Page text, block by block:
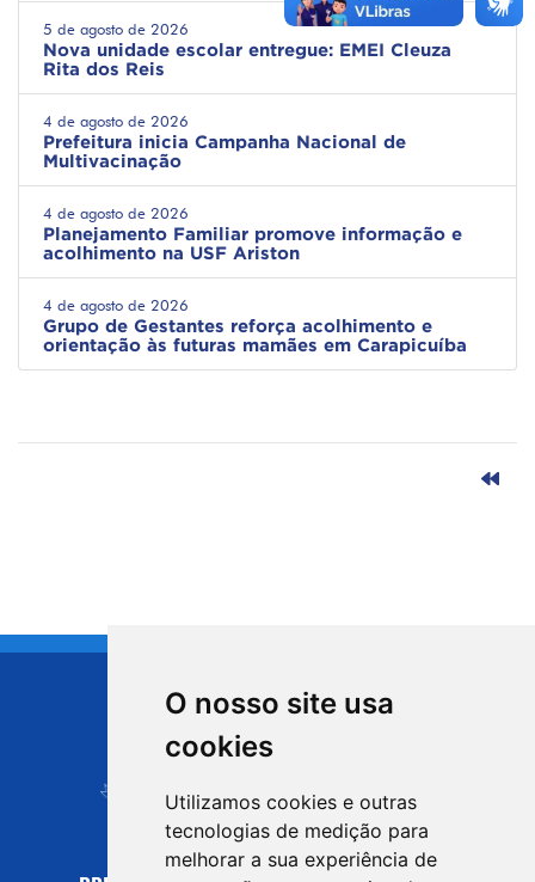
O nosso site usa
cookies
Utilizamos cookies e outras
tecnologias de medição para
melhorar a sua experiência de
5 de agosto de 2026
Nova unidade escolar entregue: EMEI Cleuza
Rita dos Reis
4 de agosto de 2026
Prefeitura inicia Campanha Nacional de
Multivacinação
4 de agosto de 2026
Planejamento Familiar promove informação e
acolhimento na USF Ariston
4 de agosto de 2026
Grupo de Gestantes reforça acolhimento e
orientação às futuras mamães em Carapicuíba
CIDADE DE
Carapicuíba